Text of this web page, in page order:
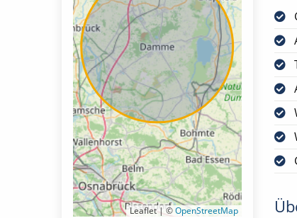
Leaflet | ©OpenStreetMap